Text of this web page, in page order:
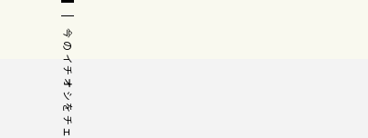
今のイチオシをチェック！